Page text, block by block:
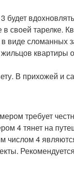
будет
своей тарелке.
виде сломанных
квартиры
В прихожей и
требует
4 тянет на
числом 4